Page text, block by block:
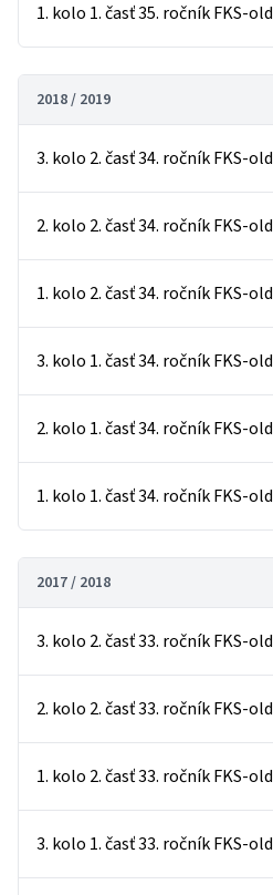
1. kolo 1. časť 35. ročník FKS-old
2018 / 2019
3. kolo 2. časť 34. ročník FKS-old
2. kolo 2. časť 34. ročník FKS-old
1. kolo 2. časť 34. ročník FKS-old
3. kolo 1. časť 34. ročník FKS-old
2. kolo 1. časť 34. ročník FKS-old
1. kolo 1. časť 34. ročník FKS-old
2017 / 2018
3. kolo 2. časť 33. ročník FKS-old
2. kolo 2. časť 33. ročník FKS-old
1. kolo 2. časť 33. ročník FKS-old
3. kolo 1. časť 33. ročník FKS-old